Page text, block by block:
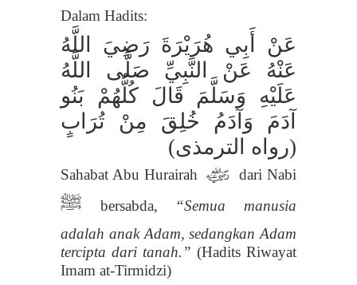
Dalam Hadits:
عَنْ أَبِي هُرَيْرَةَ رَضِيَ اللَّهُ
عَنْهُ عَنْ النَّبِيِّ صَلَّى اللَّهُ
عَلَيْهِ وَسَلَّمَ قَالَ كُلُّهُمْ بَنُو
آدَمَ وَآدَمُ خُلِقَ مِنْ تُرَابٍ
(رواه الترمذى)
Sahabat Abu Hurairah z dari Nabi
ﷺ bersabda, “Semua manusia
adalah anak Adam, sedangkan Adam
tercipta dari tanah.” (Hadits Riwayat
Imam at-Tirmidzi)